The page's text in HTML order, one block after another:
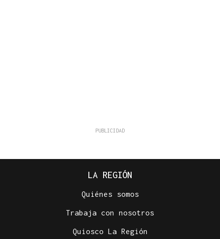
LA REGIÓN
Quiénes somos
Trabaja con nosotros
Quiosco La Región